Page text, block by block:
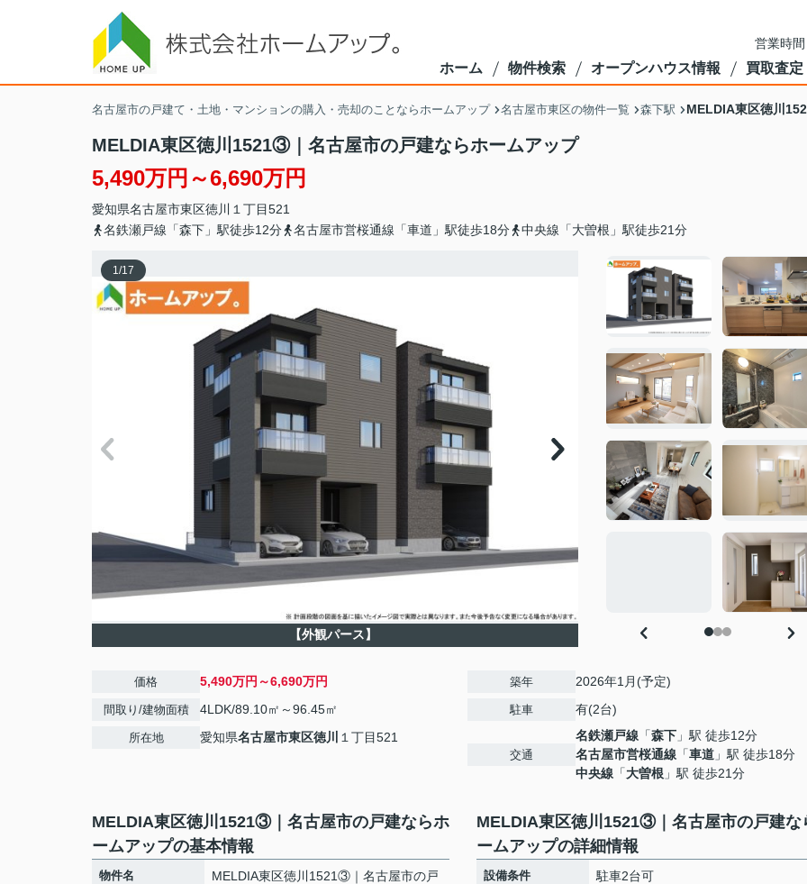
営業時
ホーム 物件検索 オープンハウス情報 買取査定
名古屋市の戸建て・土地・マンションの購入・売却のことならホームアップ 名古屋市東区の物件一覧 森下駅 MELDIA東区徳川
MELDIA東区徳川1521③｜名古屋市の戸建ならホームアップ
5,490万円～6,690万円
愛知県名古屋市東区徳川
１丁目521
名鉄瀬戸線「森下」駅徒歩12分
名古屋市営桜通線「車道」駅徒歩18分 中央線「大曽根」駅徒歩21分
1/17
【外観パース】
価格 5,490万円～6,690万円
間取り/建物面積 4LDK/89.10㎡～96.45㎡
所在地 愛知県名古屋市東区徳川 １丁目521
築年 2026年1月(予定)
駐車 有(2台)
交通
名鉄瀬戸線 「森下 」駅 徒歩12分
名古屋市営桜通線 「車道 」駅 徒歩18分
中央線 「大曽根 」駅 徒歩21分
MELDIA東区徳川1521③｜名古屋市の戸建ならホ
ームアップの基本情報
物件名
MELDIA東区徳川1521③｜名古屋市の戸
MELDIA東区徳川1521③｜名古屋市の戸建な
ームアップの詳細情報
設備条件
駐車2台可